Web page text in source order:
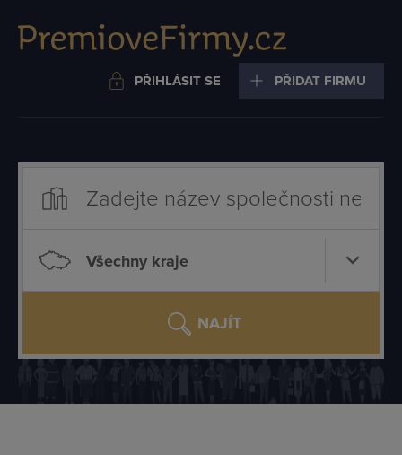
PŘIHLÁSIT SE PŘIDAT FIRMU
Všechny kraje
NAJÍT